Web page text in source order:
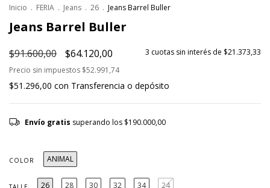
Inicio . FERIA . Jeans . 26 . Jeans Barrel Buller
Jeans Barrel Buller
$91.600,00 $64.120,00 3 cuotas sin interés de $21.373,33
Precio sin impuestos $52.991,74
$51.296,00 con Transferencia o depósito
Envío gratis superando los $190.000,00
COLOR ANIMAL
26 28 30 32 34 24